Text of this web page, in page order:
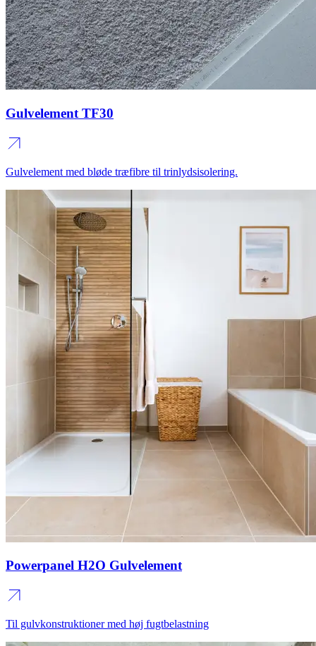
Gulvelement TF30
Gulvelement med bløde træfibre til trinlydsisolering.
Powerpanel H2O Gulvelement
Til gulvkonstruktioner med høj fugtbelastning